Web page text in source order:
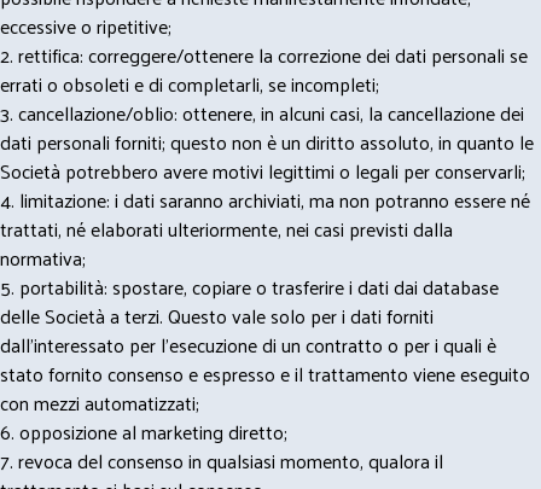
eccessive o ripetitive;
2. rettifica: correggere/ottenere la correzione dei dati personali se
errati o obsoleti e di completarli, se incompleti;
3. cancellazione/oblio: ottenere, in alcuni casi, la cancellazione dei
dati personali forniti; questo non è un diritto assoluto, in quanto le
Società potrebbero avere motivi legittimi o legali per conservarli;
4. limitazione: i dati saranno archiviati, ma non potranno essere né
trattati, né elaborati ulteriormente, nei casi previsti dalla
normativa;
5. portabilità: spostare, copiare o trasferire i dati dai database
delle Società a terzi. Questo vale solo per i dati forniti
dall’interessato per l’esecuzione di un contratto o per i quali è
stato fornito consenso e espresso e il trattamento viene eseguito
con mezzi automatizzati;
6. opposizione al marketing diretto;
7. revoca del consenso in qualsiasi momento, qualora il